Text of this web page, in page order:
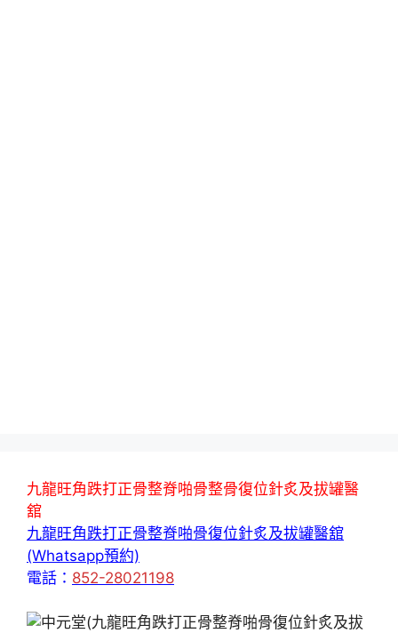
九龍旺角跌打正骨整脊啪骨整骨復位針炙及拔罐醫
舘
九龍旺角跌打正骨整脊啪骨復位針炙及拔罐醫舘
(Whatsapp預約)
電話： 852-28021198